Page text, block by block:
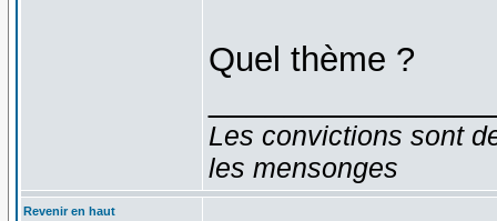
Quel thème ?
Les convictions sont
les mensonges
Revenir en haut